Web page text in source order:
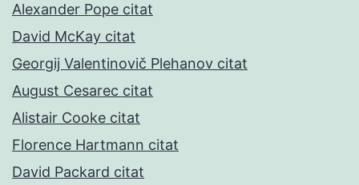
Alexander Pope citat
David McKay citat
Georgij Valentinovič Plehanov citat
August Cesarec citat
Alistair Cooke citat
Florence Hartmann citat
David Packard citat